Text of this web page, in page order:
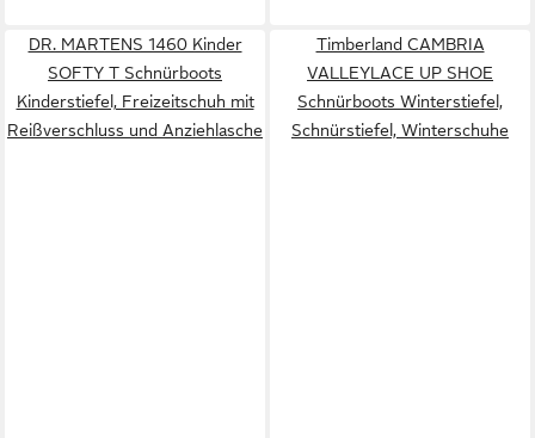
DR. MARTENS 1460 Kinder
SOFTY T Schnürboots
Kinderstiefel, Freizeitschuh mit
Reißverschluss und Anziehlasche
Timberland CAMBRIA
VALLEYLACE UP SHOE
Schnürboots Winterstiefel,
Schnürstiefel, Winterschuhe